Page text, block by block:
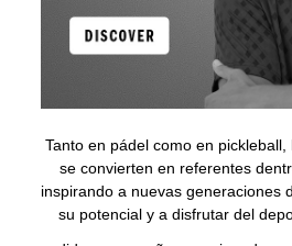
Tanto en pádel como en
se convierten en referentes
inspirando a nuevas generaciones
su potencial y a disfrutar del